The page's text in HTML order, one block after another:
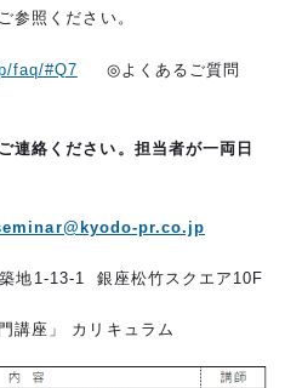
参照ください。
faq/#Q7 ◎よくあるご質問
連絡ください。担当者が一両日
pr.co.jp
1-13-1 銀座松竹スクエア10F
」 カリキュラム